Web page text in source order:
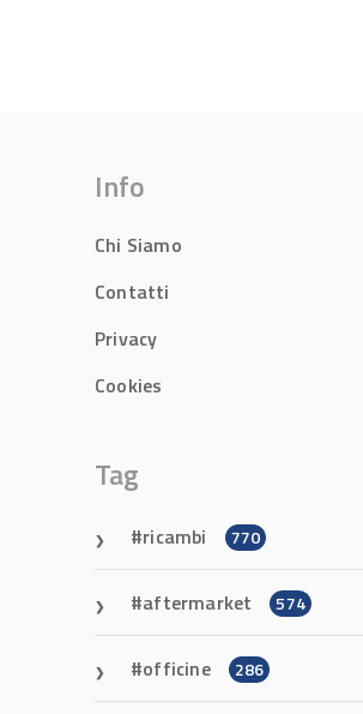
Info
Chi Siamo
Contatti
Privacy
Cookies
Tag
ricambi 770
aftermarket 574
officine 286